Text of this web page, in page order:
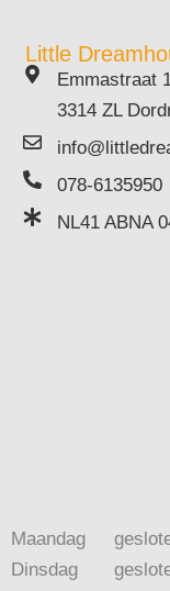
Little
Emmastraat
3314 ZL
078-6135950
NL41 ABNA
Maandag
Dinsdag